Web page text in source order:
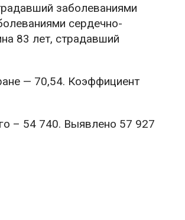
заболеваниями
сердечно-
83 лет, страдавший
— 70,54. Коэффициент
– 54 740. Выявлено 57 927